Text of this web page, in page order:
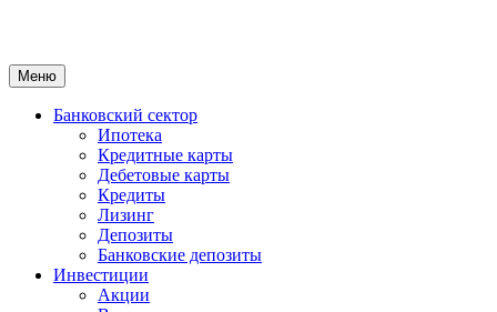
Меню
Банковский сектор
Ипотека
Кредитные карты
Дебетовые карты
Кредиты
Лизинг
Депозиты
Банковские депозиты
Инвестиции
Акции